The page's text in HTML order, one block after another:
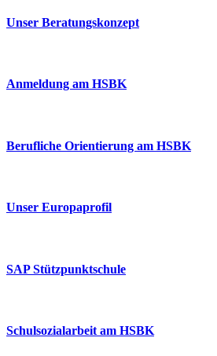
Unser Beratungskonzept
Anmeldung am HSBK
Berufliche Orientierung am HSBK
Unser Europaprofil
SAP Stützpunktschule
Schulsozialarbeit am HSBK